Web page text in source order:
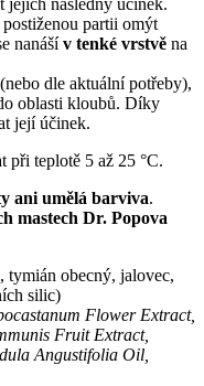
jejich následný účinek.
partii omýt
nanášív tenké vrstvě na
dle aktuální potřeby),
oblasti kloubů. Díky
její účinek.
při teplotě 5 až 25 °C.
ani umělá barviva.
mastech Dr. Popova
tymián obecný, jalovec,
silic)
Flower Extract,
Fruit Extract,
Angustifolia Oil,